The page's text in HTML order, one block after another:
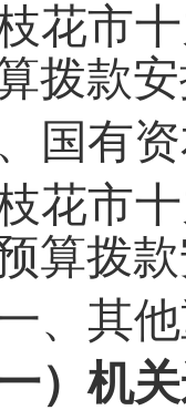
花市
拨款
国有
花市
算拨
、其
一）机